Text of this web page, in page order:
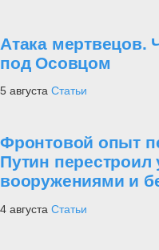
Атака мертвецов.
под Осовцом
5 августа Статьи
Фронтовой опыт
Путин
вооружениями и
4 августа Статьи